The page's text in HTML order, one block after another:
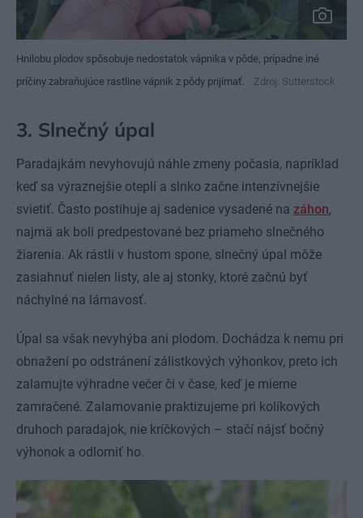
Hnilobu plodov spôsobuje nedostatok vápnika v pôde, prípadne iné
príčiny zabraňujúce rastline vápnik z pôdy prijímať.
Zdroj: Sutterstock
3. Slnečný úpal
Paradajkám nevyhovujú náhle zmeny počasia, napríklad
keď sa výraznejšie oteplí a slnko začne intenzívnejšie
svietiť. Často postihuje aj sadenice vysadené na záhon,
najmä ak boli predpestované bez priameho slnečného
žiarenia. Ak rástli v hustom spone, slnečný úpal môže
zasiahnuť nielen listy, ale aj stonky, ktoré začnú byť
náchylné na lámavosť.
Úpal sa však nevyhýba ani plodom. Dochádza k nemu pri
obnažení po odstránení zálistkových výhonkov, preto ich
zalamujte výhradne večer či v čase, keď je mierne
zamračené. Zalamovanie praktizujeme pri kolíkových
druhoch paradajok, nie kríčkových – stačí nájsť bočný
výhonok a odlomiť ho.